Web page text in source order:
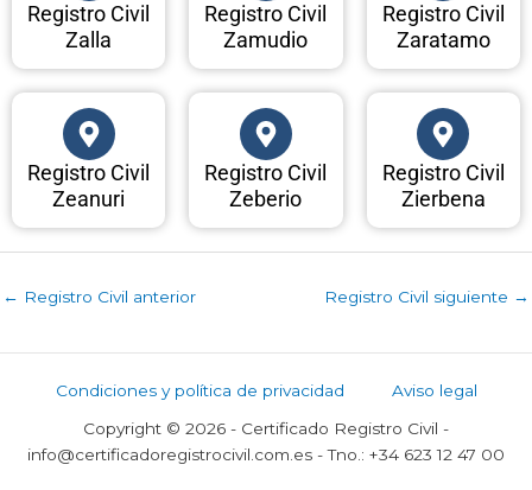
Registro Civil
Zalla
Registro Civil
Zamudio
Registro Civil
Zaratamo
Registro Civil
Zeanuri
Registro Civil
Zeberio
Registro Civil
Zierbena
← Registro Civil anterior Registro Civil siguiente →
Condiciones y política de privacidad
Aviso legal
Copyright © 2026 - Certificado Registro Civil -
info@certificadoregistrocivil.com.es - Tno.: +34 623 12 47 00